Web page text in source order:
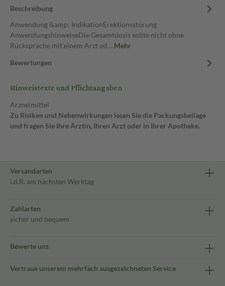
Beschreibung
Anwendung &amp; IndikationErektionsstörung
AnwendungshinweiseDie Gesamtdosis sollte nicht ohne
Rücksprache mit einem Arzt od… Mehr
Bewertungen
Hinweistexte und Pflichtangaben
Arzneimittel
Zu Risiken und Nebenwirkungen lesen Sie die Packungsbeilage
und fragen Sie Ihre Ärztin, Ihren Arzt oder in Ihrer Apotheke.
Versandarten
i.d.R. am nächsten Werktag
Zahlarten
sicher und bequem
Bewerte uns
Vertraue unserem mehrfach ausgezeichneten Service